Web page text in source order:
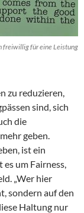
freiwillig für eine Leistung
zu reduzieren,
sind, sich
die
geben.
ist ein
um Fairness,
„Wer hier
sondern auf den
Haltung nur